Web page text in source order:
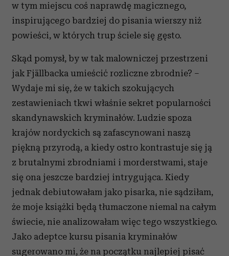
w tym miejscu coś naprawdę magicznego,
inspirującego bardziej do pisania wierszy niż
powieści, w których trup ściele się gęsto.
Skąd pomysł, by w tak malowniczej przestrzeni
jak Fjällbacka umieścić rozliczne zbrodnie? –
Wydaje mi się, że w takich szokujących
zestawieniach tkwi właśnie sekret popularności
skandynawskich kryminałów. Ludzie spoza
krajów nordyckich są zafascynowani naszą
piękną przyrodą, a kiedy ostro kontrastuje się ją
z brutalnymi zbrodniami i morderstwami, staje
się ona jeszcze bardziej intrygująca. Kiedy
jednak debiutowałam jako pisarka, nie sądziłam,
że moje książki będą tłumaczone niemal na całym
świecie, nie analizowałam więc tego wszystkiego.
Jako adeptce kursu pisania kryminałów
sugerowano mi, że na początku najlepiej pisać